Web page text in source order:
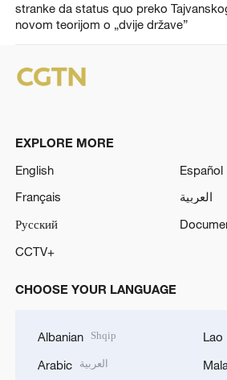
stranke da status quo preko
novom teorijom o „dvije države”
EXPLORE MORE
English
Español
Français
العربية
Русский
CCTV+
CHOOSE YOUR LANGUAGE
Albanian Shqip
Arabic العربية
Lao